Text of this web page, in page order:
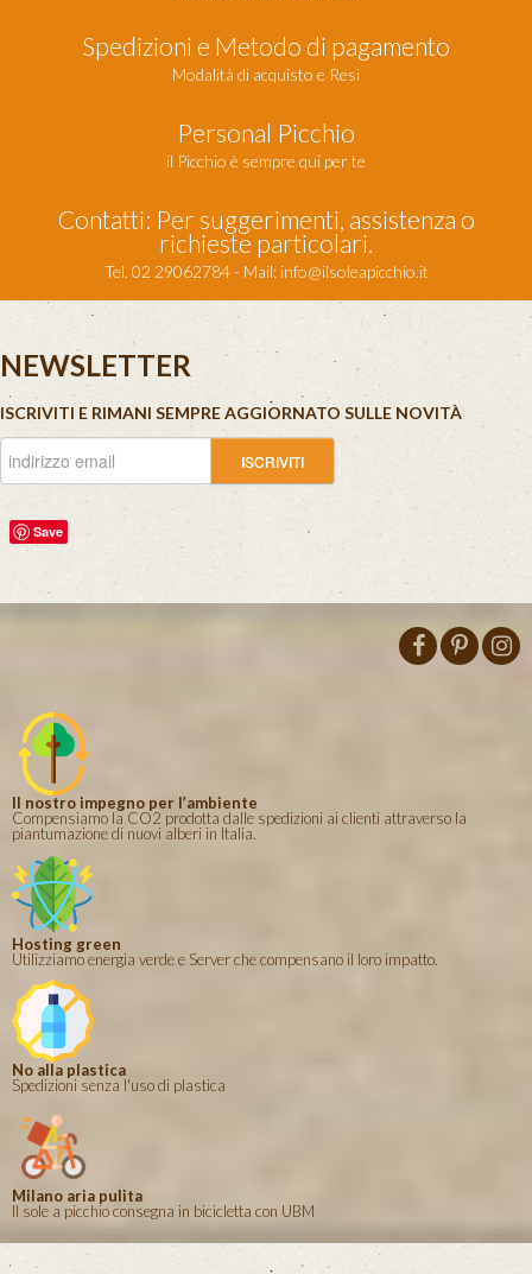
Spedizioni e Metodo di pagamento
Modalità di acquisto e Resi
Personal Picchio
il Picchio è sempre qui per te
Contatti: Per suggerimenti, assistenza o
richieste particolari.
Tel. 02 29062784 - Mail: info@ilsoleapicchio.it
NEWSLETTER
ISCRIVITI E RIMANI SEMPRE AGGIORNATO SULLE NOVITÀ
Save
Il nostro impegno per l’ambiente
Compensiamo la CO2 prodotta dalle spedizioni ai clienti attraverso la
piantumazione di nuovi alberi in Italia.
Hosting green
Utilizziamo energia verde e Server che compensano il loro impatto.
No alla plastica
Spedizioni senza l'uso di plastica
Milano aria pulita
Il sole a picchio consegna in bicicletta con UBM